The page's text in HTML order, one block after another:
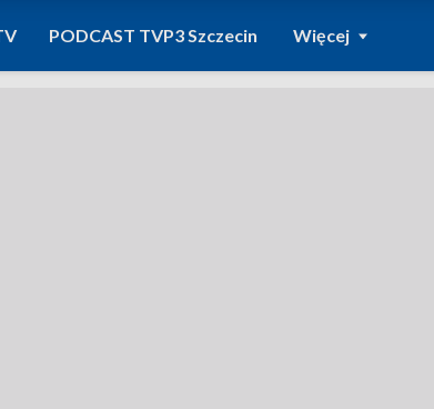
PODCAST TVP3 Szczecin Więcej